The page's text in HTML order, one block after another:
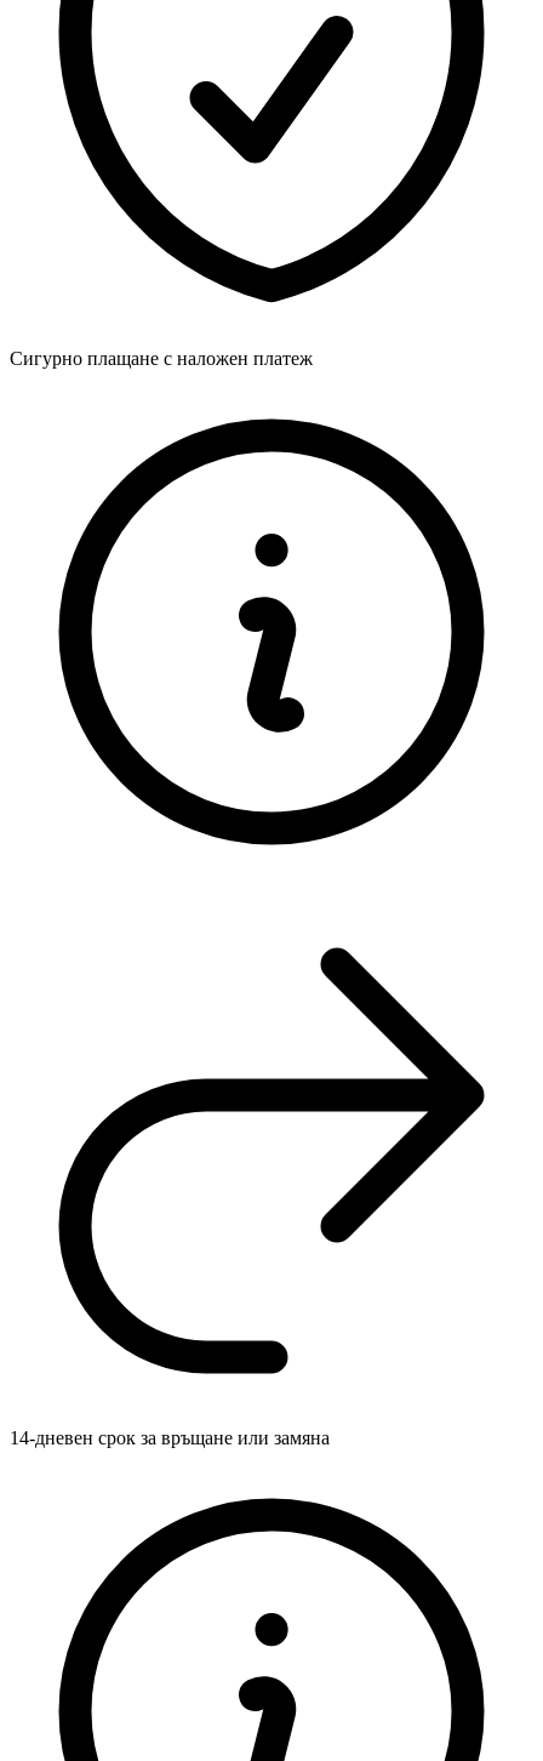
Сигурно плащане с наложен платеж
14-дневен срок за връщане или замяна